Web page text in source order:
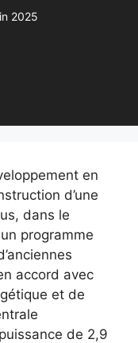
2025
en
d’une
dans le
programme
accord avec
et de
de 2,9